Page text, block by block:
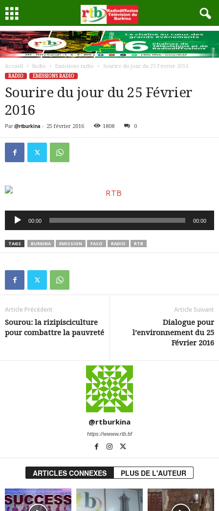
Accueil Radio Emissions radio
Sourire du jour du 25 Février 2016
RADIO
EMISSIONS RADIO
Sourire du jour du 25 Février
2016
Par @rtburkina - 25 février 2016 1808 0
Lecteur
audio
00:00 00:00
TAGS BURKINA EMISSION FASO RADIO RTB
Article Précédent
Sourou: la rizipisciculture
pour combattre la pauvreté
Article Suivant
Dialogue pour
l’environnement du 25
Février 2016
@rtburkina
https://wwww.rtb.bf
ARTICLES CONNEXES PLUS DE L'AUTEUR